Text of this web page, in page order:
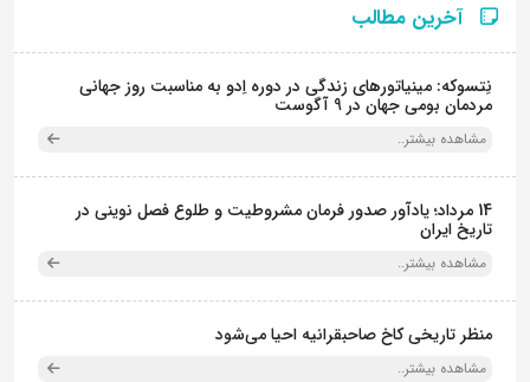
آخرین مطالب
نِتسوکه: مینیاتورهای زندگی در دوره اِدو به مناسبت روز جهانی
مردمان بومی جهان در 9 آگوست
مشاهده بیشتر..
14 مرداد؛ یادآور صدور فرمان مشروطیت و طلوع فصل نوینی در
تاریخ ایران
مشاهده بیشتر..
منظر تاریخی کاخ صاحبقرانیه احیا می‌شود
مشاهده بیشتر..